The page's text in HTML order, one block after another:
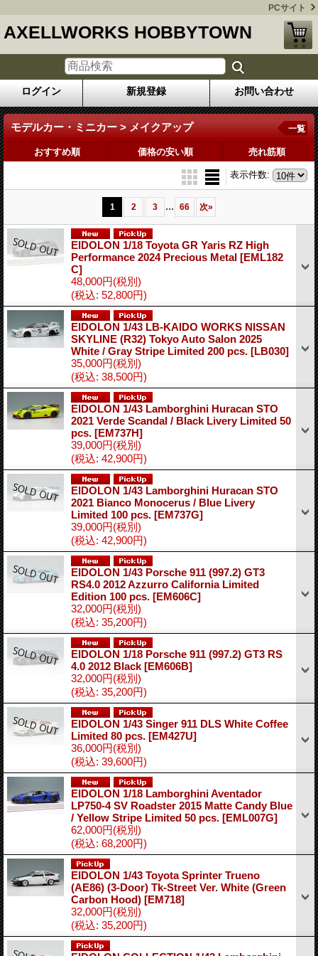
PCサイト
AXELLWORKS HOBBYTOWN
ログイン 新規登録 お問い合わせ
モデルカー・ミニカー > メイクアップ 一覧
おすすめ順 価格の安い順 売れ筋順
表示件数:
1 2 3 ... 66 次»
EIDOLON 1/18 Toyota GR Yaris RZ High
Performance 2024 Precious Metal [EML182
C]
48,000円(税別)
(税込: 52,800円)
EIDOLON 1/43 LB-KAIDO WORKS NISSAN
SKYLINE (R32) Tokyo Auto Salon 2025
White / Gray Stripe Limited 200 pcs. [LB030]
35,000円(税別)
(税込: 38,500円)
EIDOLON 1/43 Lamborghini Huracan STO
2021 Verde Scandal / Black Livery Limited 50
pcs. [EM737H]
39,000円(税別)
(税込: 42,900円)
EIDOLON 1/43 Lamborghini Huracan STO
2021 Bianco Monocerus / Blue Livery
Limited 100 pcs. [EM737G]
39,000円(税別)
(税込: 42,900円)
EIDOLON 1/43 Porsche 911 (997.2) GT3
RS4.0 2012 Azzurro California Limited
Edition 100 pcs. [EM606C]
32,000円(税別)
(税込: 35,200円)
EIDOLON 1/18 Porsche 911 (997.2) GT3 RS
4.0 2012 Black [EM606B]
32,000円(税別)
(税込: 35,200円)
EIDOLON 1/43 Singer 911 DLS White Coffee
Limited 80 pcs. [EM427U]
36,000円(税別)
(税込: 39,600円)
EIDOLON 1/18 Lamborghini Aventador
LP750-4 SV Roadster 2015 Matte Candy Blue
/ Yellow Stripe Limited 50 pcs. [EML007G]
62,000円(税別)
(税込: 68,200円)
EIDOLON 1/43 Toyota Sprinter Trueno
(AE86) (3-Door) Tk-Street Ver. White (Green
Carbon Hood) [EM718]
32,000円(税別)
(税込: 35,200円)